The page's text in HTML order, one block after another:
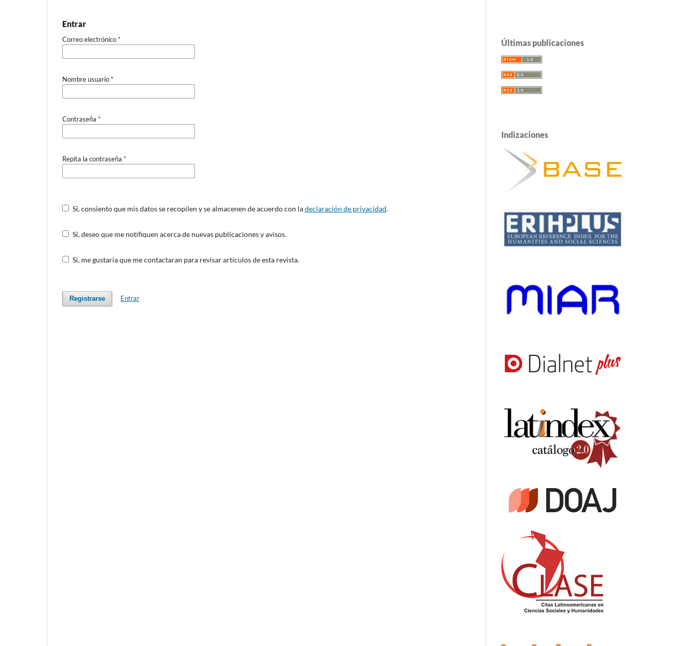
Entrar
Correo electrónico*
Nombre usuario*
Contraseña *
Repita la contraseña *
Sí, consiento que mis datos se recopilen y se almacenen de acuerdo con ladeclaración de privacidad.
Sí, deseo que me notifiquen acerca de nuevas publicaciones y avisos.
Sí, me gustaría que me contactaran para revisar artículos de esta revista.
Registrarse Entrar
Últimas publicaciones
Indizaciones